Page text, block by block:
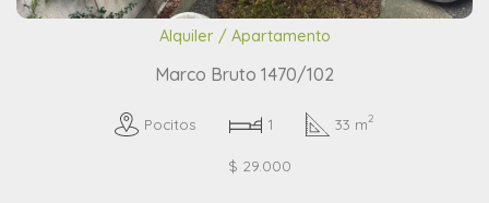
Alquiler / Apartamento
Marco Bruto 1470/102
Pocitos 1 33 m2
$ 29.000